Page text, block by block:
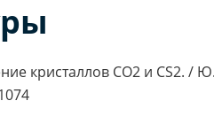
кристаллов CO2 и CS2.